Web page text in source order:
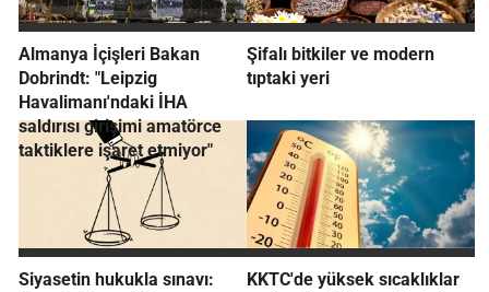
Almanya İçişleri Bakan
Dobrindt: "Leipzig
Havalimanı'ndaki İHA
saldırısı girişimi amatörce
taktiklere işaret etmiyor"
Şifalı bitkiler ve modern
tıptaki yeri
Siyasetin hukukla sınavı:
KKTC'de yüksek sıcaklıklar